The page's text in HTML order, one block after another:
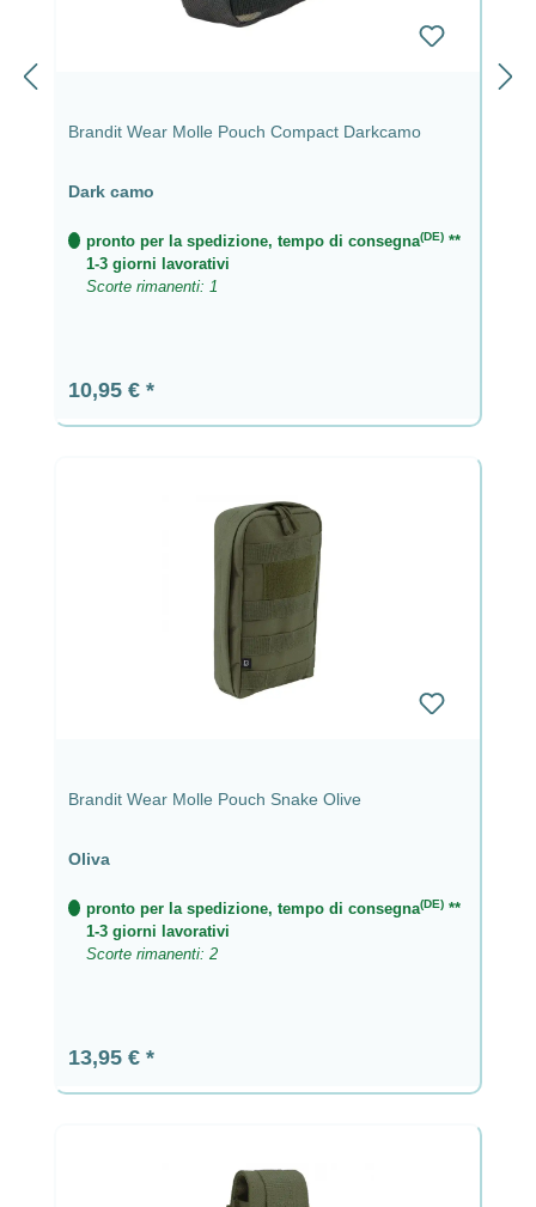
Brandit Wear Molle Pouch Compact Darkcamo
Dark camo
pronto per la spedizione, tempo di consegna(DE) **
1-3 giorni lavorativi
Scorte rimanenti: 1
Prezzo normale:
10,95 €
Brandit Wear Molle Pouch Snake Olive
Oliva
pronto per la spedizione, tempo di consegna(DE) **
1-3 giorni lavorativi
Scorte rimanenti: 2
Prezzo normale:
13,95 €